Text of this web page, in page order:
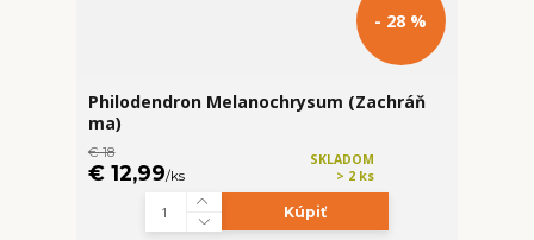
- 28 %
Philodendron Melanochrysum (Zachráň
ma)
€ 18
€ 12,99/ks
SKLADOM
> 2 ks
Kúpiť